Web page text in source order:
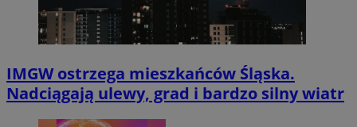
IMGW ostrzega mieszkańców Śląska.
Nadciągają ulewy, grad i bardzo silny wiatr